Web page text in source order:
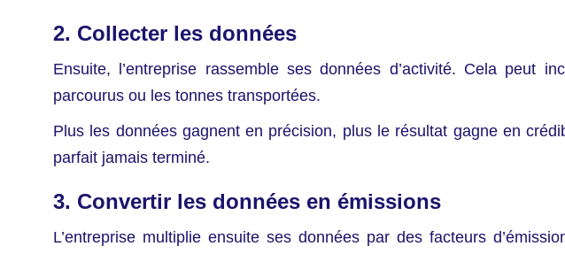
2. Collecter les données
Ensuite, l’entreprise rassemble ses données d’activité. Cela peut
parcourus ou les tonnes transportées.
Plus les données gagnent en précision, plus le résultat gagne en
parfait jamais terminé.
3. Convertir les données en émissions
L’entreprise multiplie ensuite ses données par des facteurs